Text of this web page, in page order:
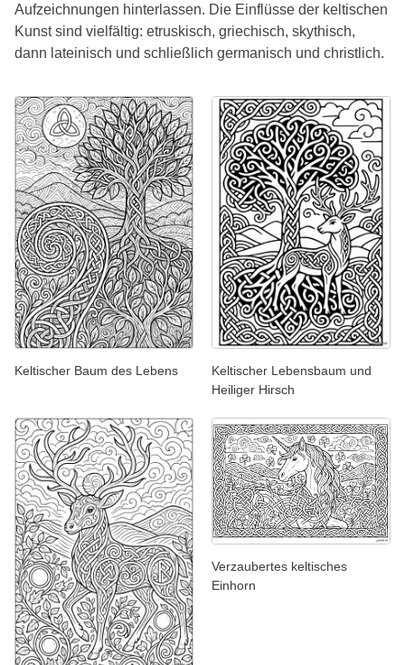
Aufzeichnungen hinterlassen. Die Einflüsse der keltischen
Kunst sind vielfältig: etruskisch, griechisch, skythisch,
dann lateinisch und schließlich germanisch und christlich.
Keltischer Baum des Lebens
Keltischer Lebensbaum und
Heiliger Hirsch
Verzaubertes keltisches
Einhorn